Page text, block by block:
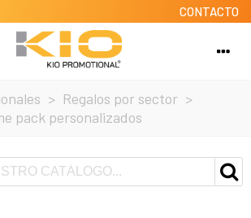
CONTACTO
> Regalos por sector >
pack personalizados